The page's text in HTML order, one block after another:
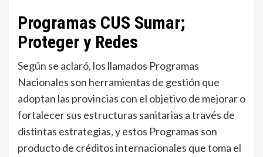
Programas CUS Sumar;
Proteger y Redes
Según se aclaró, los llamados Programas
Nacionales son herramientas de gestión que
adoptan las provincias con el objetivo de mejorar o
fortalecer sus estructuras sanitarias a través de
distintas estrategias, y estos Programas son
producto de créditos internacionales que toma el